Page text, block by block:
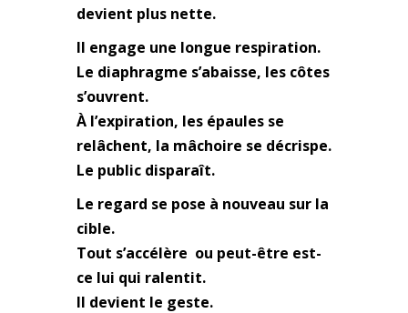
devient plus nette.
Il engage une longue respiration.
Le diaphragme s’abaisse, les côtes
s’ouvrent.
À l’expiration, les épaules se
relâchent, la mâchoire se décrispe.
Le public disparaît.
Le regard se pose à nouveau sur la
cible.
Tout s’accélère ou peut-être est-
ce lui qui ralentit.
Il devient le geste.